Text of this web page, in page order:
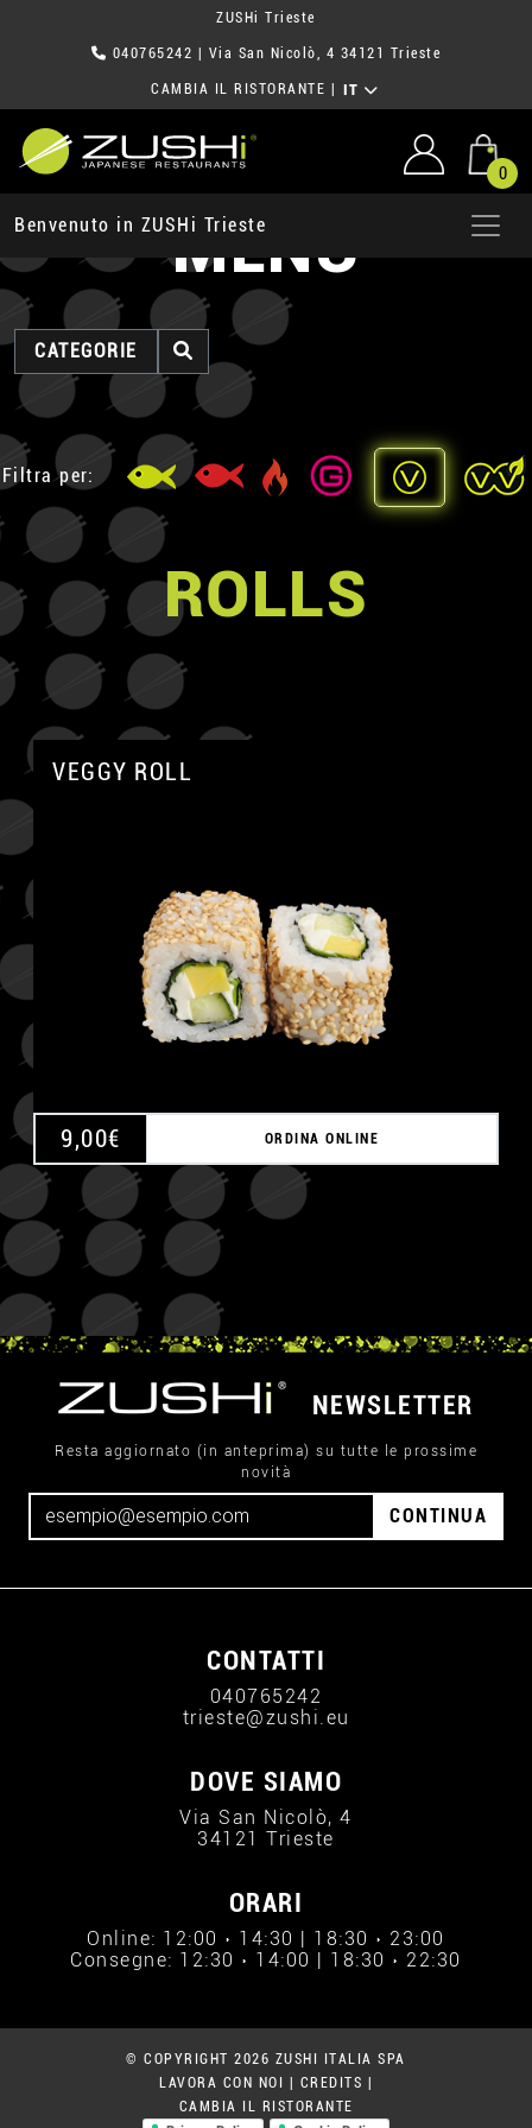
ZUSHi Trieste
040765242 | Via San Nicolò, 4 34121 Trieste
CAMBIA IL RISTORANTE IT
0
Benvenuto in ZUSHi TriesteMENU
CATEGORIE
Filtra per:
ROLLS
VEGGY ROLL
9,00€ ORDINA ONLINE
NEWSLETTER
Resta aggiornato (in anteprima) su tutte le prossime
novità
CONTINUA
CONTATTI
040765242
trieste@zushi.eu
DOVE SIAMO
Via San Nicolò, 4
34121 Trieste
ORARI
Online: 12:00 › 14:30 | 18:30 › 23:00
Consegne: 12:30 › 14:00 | 18:30 › 22:30
© COPYRIGHT 2026 ZUSHI ITALIA SPA
LAVORA CON NOI
CREDITS
CAMBIA IL RISTORANTE